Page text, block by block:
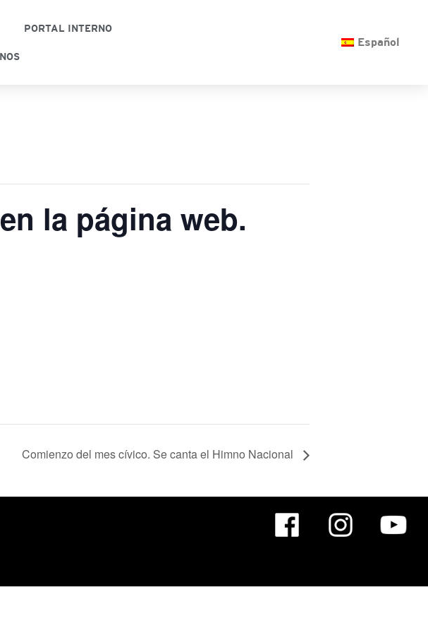
PORTAL INTERNO
Español
la página web.
Comienzo del mes cívico. Se canta el Himno Nacional